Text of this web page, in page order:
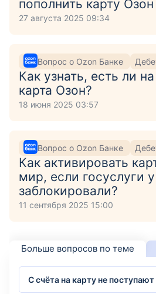
пополнить карту Озон
27 августа 2025 09:34
Вопрос о Ozon Банке
Как узнать, есть ли
карта Озон?
18 июня 2025 03:57
Вопрос о Ozon Банке
Как активировать
мир, если госуслуги
заблокировали?
11 сентября 2025 15:00
Больше вопросов по теме
С счёта на карту не поступают